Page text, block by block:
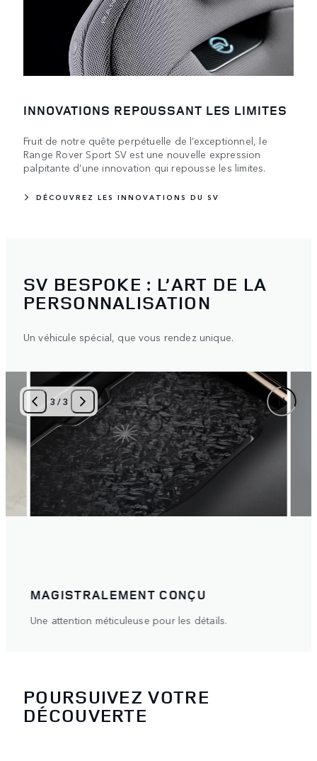
INNOVATIONS REPOUSSANT LES LIMITES
Fruit de notre quête perpétuelle de l’exceptionnel, le
Range Rover Sport SV est une nouvelle expression
palpitante d’une innovation qui repousse les limites.
DÉCOUVREZ LES INNOVATIONS DU SV
SV BESPOKE : L’ART DE LA
PERSONNALISATION
Un véhicule spécial, que vous rendez unique.
3/3
MAGISTRALEMENT CONÇU
Une attention méticuleuse pour les détails.
POURSUIVEZ VOTRE
DÉCOUVERTE